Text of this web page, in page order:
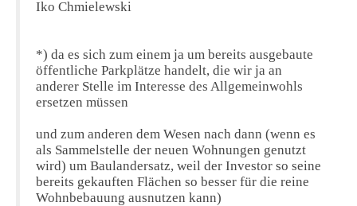
Iko Chmielewski
*) da es sich zum einem ja um bereits ausgebaute
öffentliche Parkplätze handelt, die wir ja an
anderer Stelle im Interesse des Allgemeinwohls
ersetzen müssen
und zum anderen dem Wesen nach dann (wenn es
als Sammelstelle der neuen Wohnungen genutzt
wird) um Baulandersatz, weil der Investor so seine
bereits gekauften Flächen so besser für die reine
Wohnbebauung ausnutzen kann)